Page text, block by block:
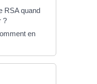
RSA quand
?
en